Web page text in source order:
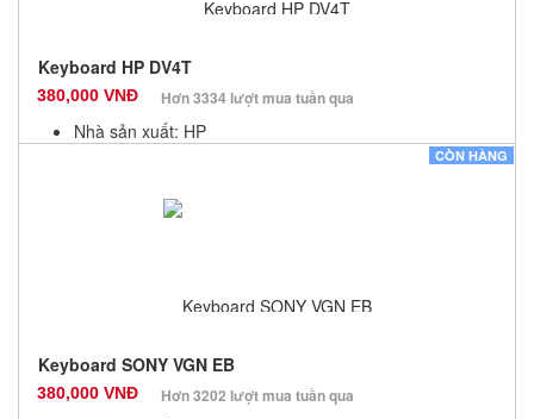
Keyboard HP DV4T
380,000 VNĐ Hơn 3334 lượt mua tuần qua
Nhà sản xuất: HP
Số lượng: 100
CÒN HÀNG
Keyboard SONY VGN EB
380,000 VNĐ Hơn 3202 lượt mua tuần qua